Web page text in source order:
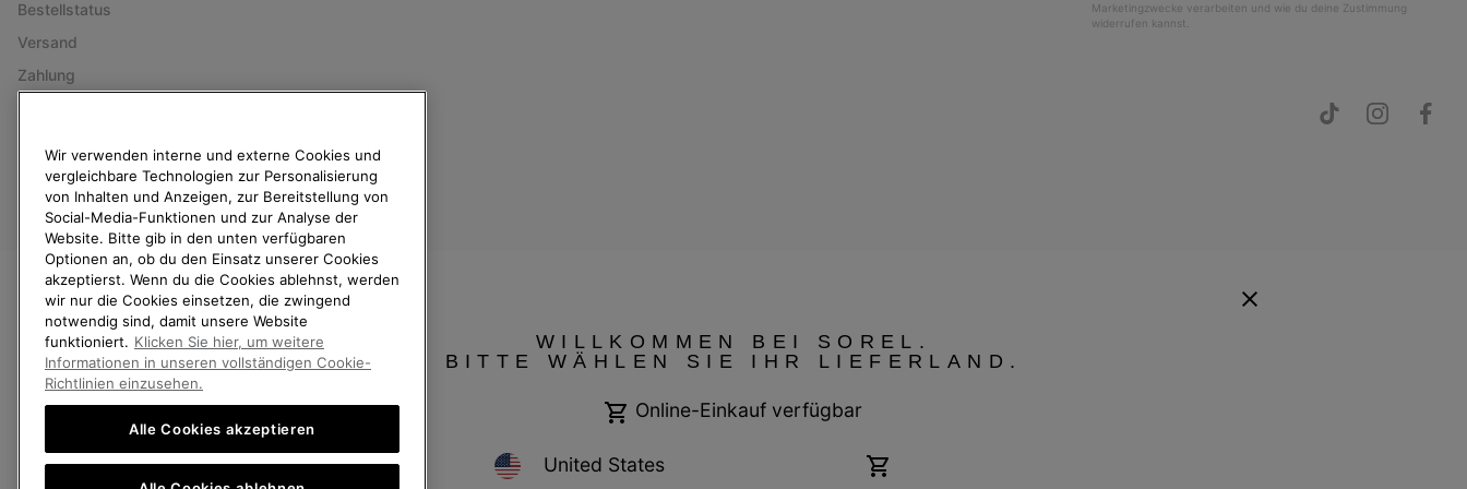
Bestellstatus
Versand
Zahlung
Marketingzwecke verarbeiten und wie du deine Zustimmung
widerrufen kannst.
Deutschland
2026 SOREL. Alle Rechte vorbehalten.
Datenschutz Nutzungsbedingungen Allgemeine Verkaufsbedingungen
Kundenservice: Mo- Fr. 9:00 - 13:00 & 14:00- 18:00 Uhr
(+)498912081005
WILLKOMMEN BEI SOREL.
BITTE WÄHLEN SIE IHR LIEFERLAND.
Online-Einkauf verfügbar
United States
Online-
Wir verwenden interne und externe Cookies und
vergleichbare Technologien zur Personalisierung
von Inhalten und Anzeigen, zur Bereitstellung von
Social-Media-Funktionen und zur Analyse der
Website. Bitte gib in den unten verfügbaren
Optionen an, ob du den Einsatz unserer Cookies
akzeptierst. Wenn du die Cookies ablehnst, werden
wir nur die Cookies einsetzen, die zwingend
notwendig sind, damit unsere Website
funktioniert. Klicken Sie hier, um weitere
Informationen in unseren vollständigen Cookie-
Richtlinien einzusehen.
Alle Cookies akzeptieren